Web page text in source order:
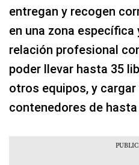
entregan y recogen
en una zona específica
relación profesional
poder llevar hasta 35
otros equipos, y
contenedores de hasta